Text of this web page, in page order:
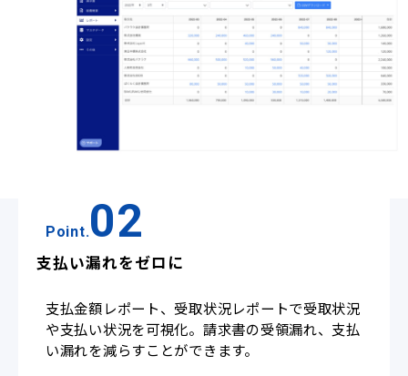
Point.02
支払い漏れをゼロに
支払金額レポート、受取状況レポートで受取状況
や支払い状況を可視化。請求書の受領漏れ、支払
い漏れを減らすことができます。